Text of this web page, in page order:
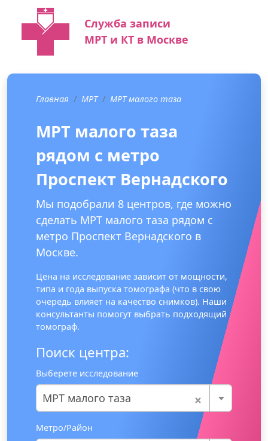
Служба записи
МРТ и КТ в Москве
Главная МРТ МРТ малого таза
МРТ малого таза
рядом с метро
Проспект Вернадского
Мы подобрали 8 центров, где можно
сделать МРТ малого таза рядом с
метро Проспект Вернадского в
Москве.
Цена на исследование зависит от мощности,
типа и года выпуска томографа (что в свою
очередь влияет на качество снимков). Наши
консультанты помогут выбрать подходящий
томограф.
Поиск центра:
Выберете исследование
×
МРТ малого таза
Метро/Район